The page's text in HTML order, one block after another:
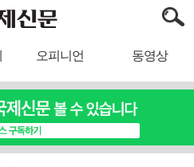
오피니언 동영상